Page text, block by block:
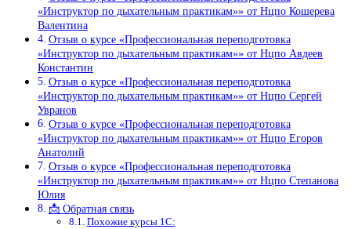
«Инструктор по дыхательным практикам»» от Нцпо Кошерева
Валентина
Отзыв о курсе «Профессиональная переподготовка
«Инструктор по дыхательным практикам»» от Нцпо Авдеев
Константин
Отзыв о курсе «Профессиональная переподготовка
«Инструктор по дыхательным практикам»» от Нцпо Сергей
Увранов
Отзыв о курсе «Профессиональная переподготовка
«Инструктор по дыхательным практикам»» от Нцпо Егоров
Анатолий
Отзыв о курсе «Профессиональная переподготовка
«Инструктор по дыхательным практикам»» от Нцпо Степанова
Юлия
📩 Обратная связь
Похожие курсы 1С: